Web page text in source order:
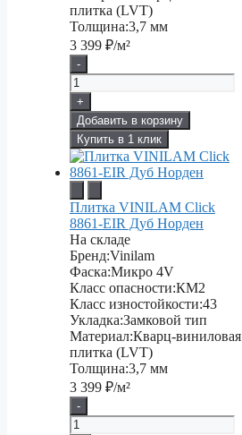
плитка (LVT)
Толщина:3,7 мм
3 399 ₽/м²
-
+
Добавить в корзину
Купить в 1 клик
Плитка VINILAM Click
8861-EIR Дуб Норден
На складе
Бренд:Vinilam
Фаска:Микро 4V
Класс опасности:КМ2
Класс изностойкости:43
Укладка:Замковой тип
Материал:Кварц-виниловая
плитка (LVT)
Толщина:3,7 мм
3 399 ₽/м²
-